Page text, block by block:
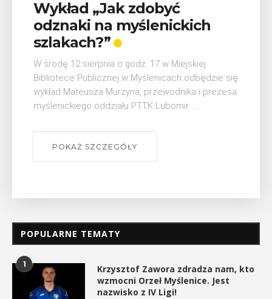
Wykład „Jak zdobyć
odznaki na myślenickich
szlakach?”
W środę 12 sierpnia o godz. 17 w Miejskiej
Bibliotece Publicznej w Myślenicach odbędzie się
wykład Mateusza Murzyna, przewodnika i prezesa
myślenickiego oddziału PTTK Lubomir. ...
POKAŻ SZCZEGÓŁY
POPULARNE TEMATY
1
Krzysztof Zawora zdradza nam, kto
wzmocni Orzeł Myślenice. Jest
nazwisko z IV Ligi!